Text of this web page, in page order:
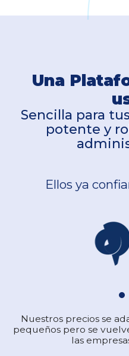
Una
Sencilla para
potente y
Ellos ya
Nuestros precios se
pequeños pero se
las